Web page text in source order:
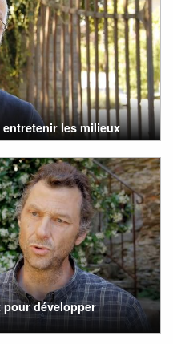
les milieux
développer